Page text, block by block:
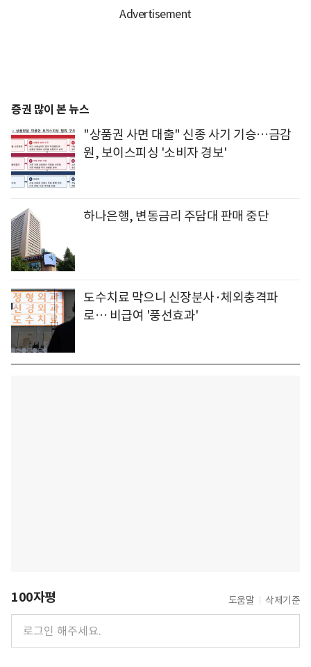
증권 많이 본 뉴스
"상품권 사면 대출" 신종 사기 기승…금감
원, 보이스피싱 '소비자 경보'
하나은행, 변동금리 주담대 판매 중단
도수치료 막으니 신장분사·체외충격파
로… 비급여 '풍선효과'
100자평 도움말 삭제기준